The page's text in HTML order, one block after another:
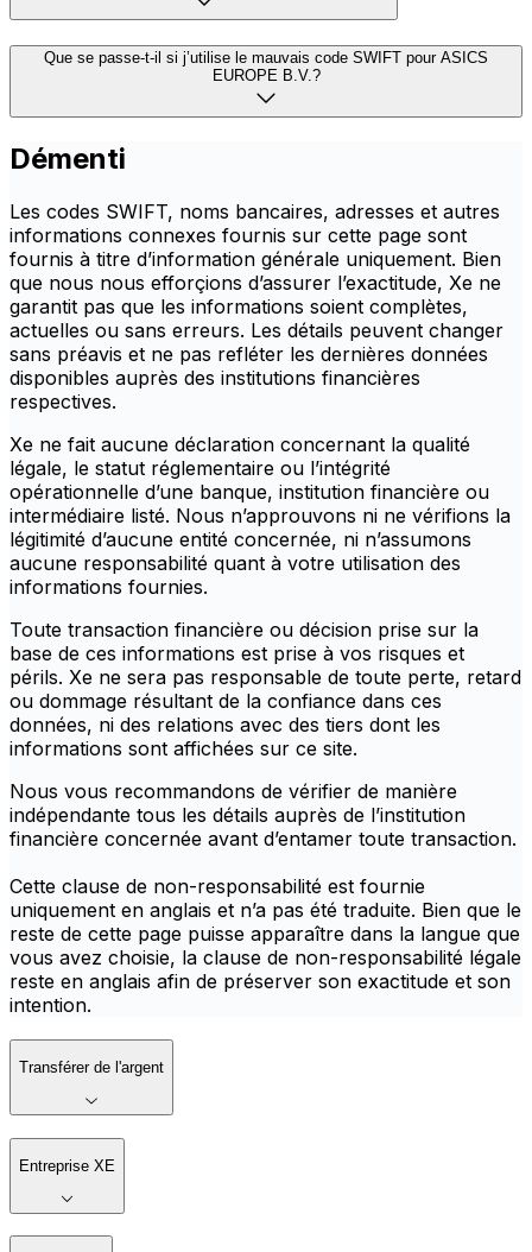
Que se passe-t-il si j’utilise le mauvais code SWIFT pour ASICS
EUROPE B.V.?
Démenti
Les codes SWIFT, noms bancaires, adresses et autres
informations connexes fournis sur cette page sont
fournis à titre d’information générale uniquement. Bien
que nous nous efforçions d’assurer l’exactitude, Xe ne
garantit pas que les informations soient complètes,
actuelles ou sans erreurs. Les détails peuvent changer
sans préavis et ne pas refléter les dernières données
disponibles auprès des institutions financières
respectives.
Xe ne fait aucune déclaration concernant la qualité
légale, le statut réglementaire ou l’intégrité
opérationnelle d’une banque, institution financière ou
intermédiaire listé. Nous n’approuvons ni ne vérifions la
légitimité d’aucune entité concernée, ni n’assumons
aucune responsabilité quant à votre utilisation des
informations fournies.
Toute transaction financière ou décision prise sur la
base de ces informations est prise à vos risques et
périls. Xe ne sera pas responsable de toute perte, retard
ou dommage résultant de la confiance dans ces
données, ni des relations avec des tiers dont les
informations sont affichées sur ce site.
Nous vous recommandons de vérifier de manière
indépendante tous les détails auprès de l’institution
financière concernée avant d’entamer toute transaction.
Cette clause de non-responsabilité est fournie
uniquement en anglais et n’a pas été traduite. Bien que le
reste de cette page puisse apparaître dans la langue que
vous avez choisie, la clause de non-responsabilité légale
reste en anglais afin de préserver son exactitude et son
intention.
Transférer de l'argent
Entreprise XE